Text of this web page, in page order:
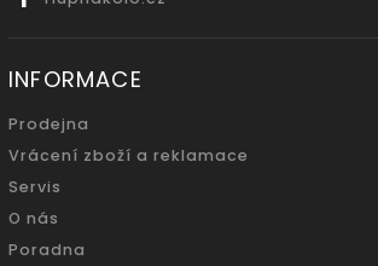
INFORMACE
Prodejna
Vrácení zboží a reklamace
Servis
O nás
Poradna